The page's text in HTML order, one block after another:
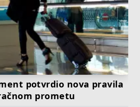
potvrdio nova pravila
prometu